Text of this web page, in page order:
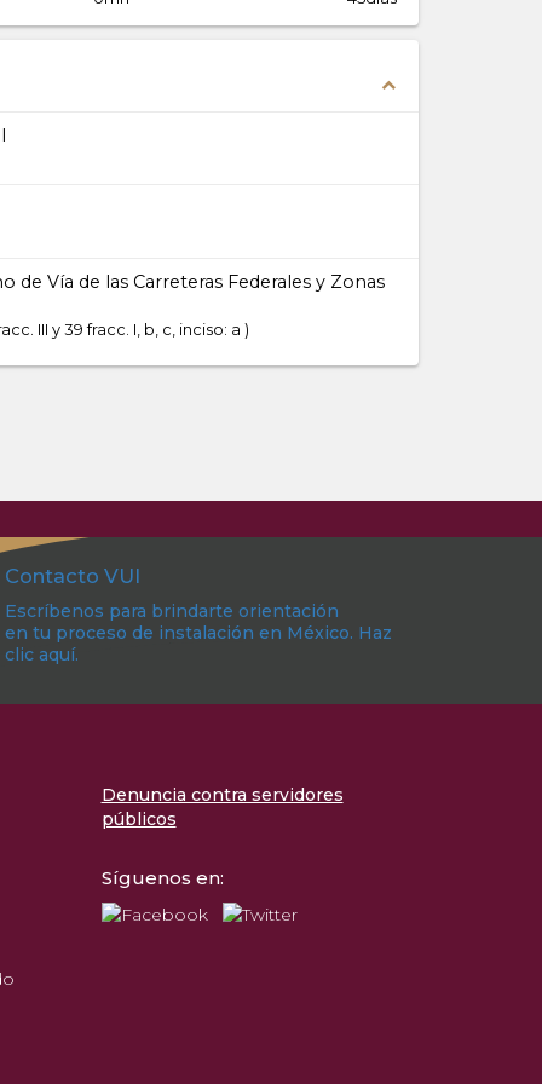
expand_less
Vía de las Carreteras Federales y Zonas
III y 39 fracc. I, b, c, inciso: a
Contacto VUI
Escríbenos para brindarte orientación
en tu proceso de instalación en México. Haz
clic aquí.
Denuncia contra servidores
públicos
Síguenos en: